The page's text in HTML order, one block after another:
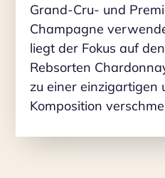
Grand-Cru- und
Champagne
liegt der Fokus auf
Rebsorten
zu einer einzigartigen
Komposition